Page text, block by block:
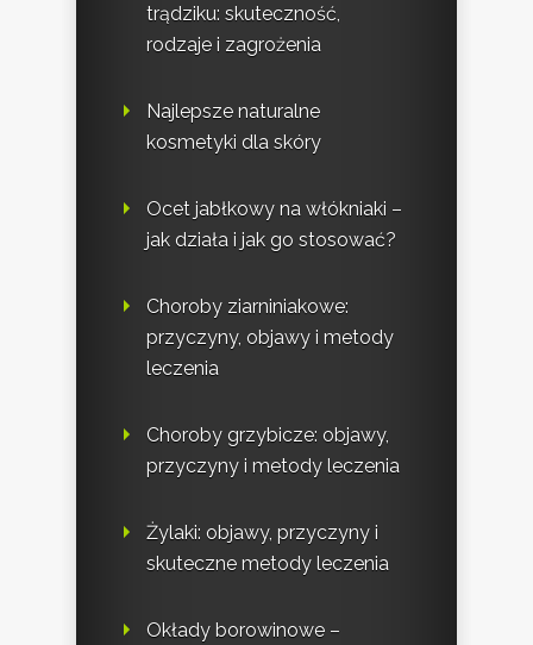
trądziku: skuteczność,
rodzaje i zagrożenia
Najlepsze naturalne
kosmetyki dla skóry
Ocet jabłkowy na włókniaki –
jak działa i jak go stosować?
Choroby ziarniniakowe:
przyczyny, objawy i metody
leczenia
Choroby grzybicze: objawy,
przyczyny i metody leczenia
Żylaki: objawy, przyczyny i
skuteczne metody leczenia
Okłady borowinowe –